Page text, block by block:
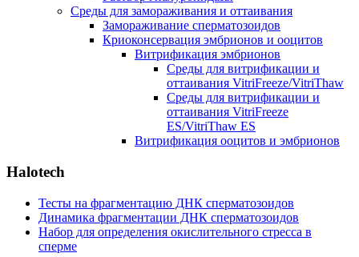
Среды для замораживания и оттаивания
Замораживание сперматозоидов
Криоконсервация эмбрионов и ооцитов
Витрификация эмбрионов
Среды для витрификации и
оттаивания VitriFreeze/VitriThaw
Среды для витрификации и
оттаивания VitriFreeze
ES/VitriThaw ES
Витрификация ооцитов и эмбрионов
Halotech
Тесты на фрагментацию ДНК сперматозоидов
Динамика фрагментации ДНК сперматозоидов
Набор для определения окислительного стресса в
сперме